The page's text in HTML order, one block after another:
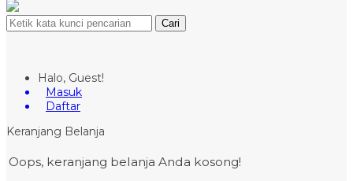
Cari
Halo, Guest!
Masuk
Daftar
Keranjang Belanja
Oops, keranjang belanja Anda kosong!